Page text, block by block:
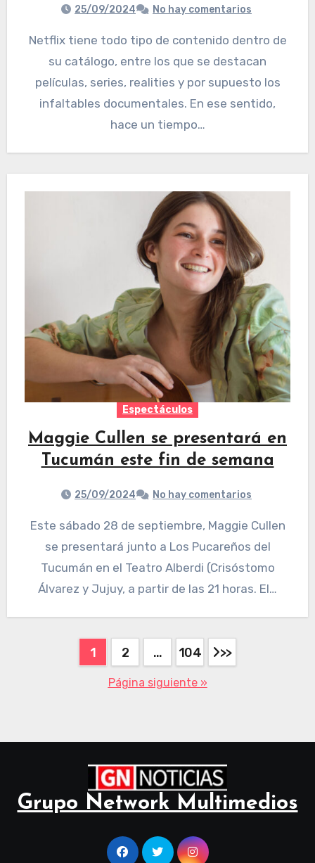
25/09/2024 No hay comentarios
Netflix tiene todo tipo de contenido dentro de
su catálogo, entre los que se destacan
películas, series, realities y por supuesto los
infaltables documentales. En ese sentido,
hace un tiempo…
Espectáculos
Maggie Cullen se presentará en
Tucumán este fin de semana
25/09/2024 No hay comentarios
Este sábado 28 de septiembre, Maggie Cullen
se presentará junto a Los Pucareños del
Tucumán en el Teatro Alberdi (Crisóstomo
Álvarez y Jujuy, a partir de las 21 horas. El…
1 2 … 104
Página siguiente »
Grupo Network Multimedios